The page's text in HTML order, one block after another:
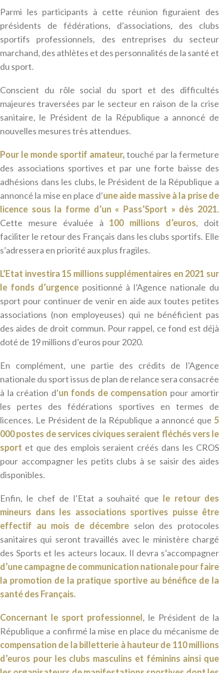
Parmi les participants à cette réunion figuraient des
présidents de fédérations, d’associations, des clubs
sportifs professionnels, des entreprises du secteur
marchand, des athlètes et des personnalités de la santé et
du sport.
Conscient du rôle social du sport et des difficultés
majeures traversées par le secteur en raison de la crise
sanitaire, le Président de la République a annoncé de
nouvelles mesures très attendues.
Pour le monde sportif amateur,touché par la fermeture
des associations sportives et par une forte baisse des
adhésions dans les clubs, le Président de la République a
annoncé la mise en place d’une aide massive à la prise de
licence sous la forme d’un « Pass’Sport » dès 2021.
Cette mesure évaluée à 100 millions d’euros, doit
faciliter le retour des Français dans les clubs sportifs. Elle
s’adressera en priorité aux plus fragiles.
L’Etat investira 15 millions supplémentaires en 2021 sur
le fonds d’urgencepositionné à l’Agence nationale du
sport pour continuer de venir en aide aux toutes petites
associations (non employeuses) qui ne bénéficient pas
des aides de droit commun. Pour rappel, ce fond est déjà
doté de 19 millions d’euros pour 2020.
En complément, une partie des crédits de l’Agence
nationale du sport issus de plan de relance sera consacrée
à la création d’un fonds de compensation pour amortir
les pertes des fédérations sportives en termes de
licences. Le Président de la République a annoncé que 5
000 postes de services civiques seraient fléchés vers le
sport et que des emplois seraient créés dans les CROS
pour accompagner les petits clubs à se saisir des aides
disponibles.
Enfin, le chef de l’Etat a souhaité que le retour des
mineurs dans les associations sportives puisse être
effectif au mois de décembre selon des protocoles
sanitaires qui seront travaillés avec le ministère chargé
des Sports et les acteurs locaux. Il devra s’accompagner
d’une campagne de communication nationale pour faire
la promotion de la pratique sportive au bénéfice de la
santé des Français.
Concernant le sport professionnel, le Président de la
République a confirmé la mise en place du mécanisme de
compensation de la billetterie à hauteur de 110 millions
d’euros pour les clubs masculins et féminins ainsi que